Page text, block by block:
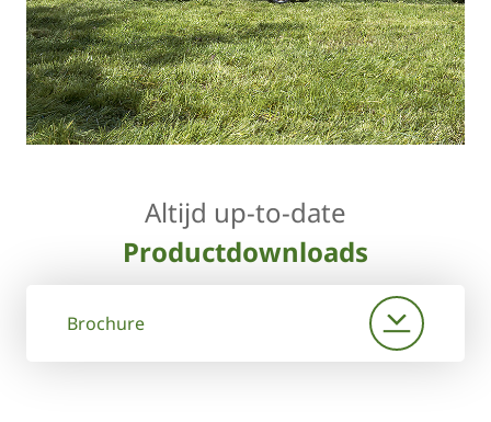
Altijd up-to-date
Productdownloads
Brochure